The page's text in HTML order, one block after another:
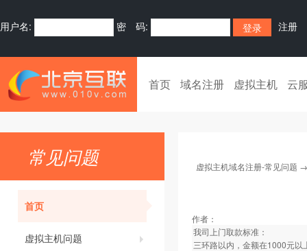
用户名: 密 码: 注册
首页 域名注册 虚拟主机 云
常见问题
首页
虚拟主机问题
虚拟主机域名注册-常见问题
作者：
我司上门取款标准：
三环路以内，金额在1000元以